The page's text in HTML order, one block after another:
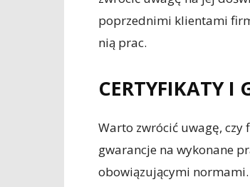
poprzednimi klientami
nią prac.
CERTYFIKATY I
Warto zwrócić uwagę,
gwarancje na wykonane
obowiązującymi normami.